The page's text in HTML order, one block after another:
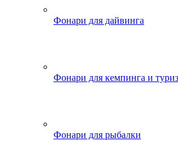
Фонари для дайвинга
Фонари для кемпинга и
Фонари для рыбалки